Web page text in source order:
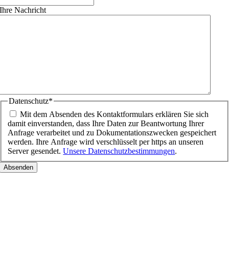
Ihre Nachricht
Datenschutz*
Mit dem Absenden des Kontaktformulars erklären Sie sich
damit einverstanden, dass Ihre Daten zur Beantwortung Ihrer
Anfrage verarbeitet und zu Dokumentationszwecken gespeichert
werden. Ihre Anfrage wird verschlüsselt per https an unseren
Server gesendet.Unsere Datenschutzbestimmungen.